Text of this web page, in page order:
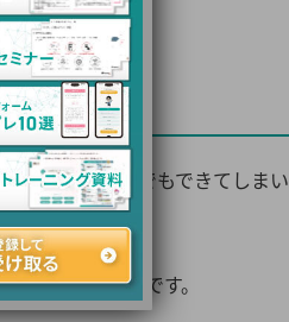
るか
勉強すれば誰でもできてしまい
ルの理解）」です。